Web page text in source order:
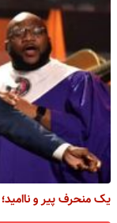
یک منحرف پیر و